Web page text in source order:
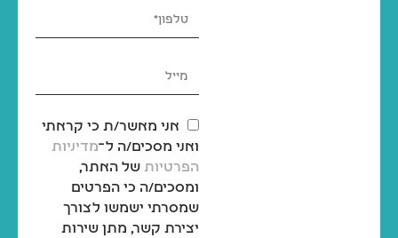
אני מאשר/ת כי קראתי
ואני מסכים/ה ל־מדיניות
הפרטיות של האתר,
ומסכים/ה כי הפרטים
שמסרתי ישמשו לצורך
יצירת קשר, מתן שירות